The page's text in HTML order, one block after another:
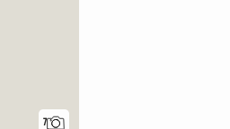
7